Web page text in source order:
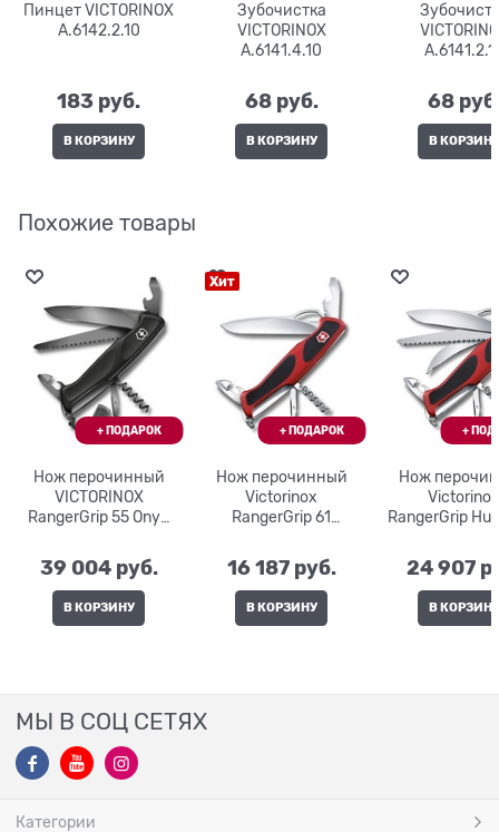
Пинцет VICTORINOX
A.6142.2.10
183 руб.
В КОРЗИНУ
Зубочистка
VICTORINOX
A.6141.4.10
68 руб.
В КОРЗИНУ
68
В КОРЗИНУ
Похожие товары
Нож перочинный
VICTORINOX
RangerGrip 55 Onyx
39 004 руб.
В КОРЗИНУ
Хит
Нож перочинный
Victorinox
RangerGrip 61
16 187 руб.
В КОРЗИНУ
Нож
RangerGrip
24 907
В КОРЗИНУ
МЫ В СОЦ СЕТЯХ
Категории